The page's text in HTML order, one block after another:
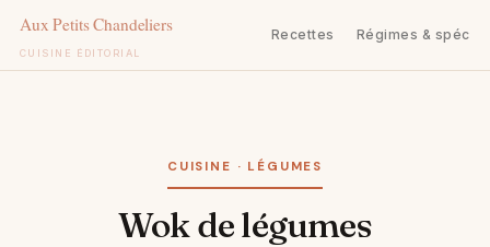
CUISINE ÉDITORIAL
Recettes Régimes &
CUISINE · LÉGUMES
Wok de légumes